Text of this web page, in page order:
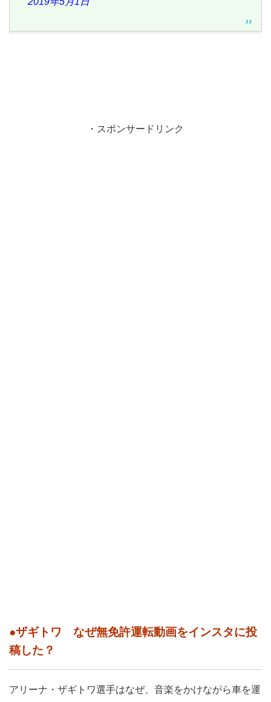
・スポンサードリンク
●ザギトワ なぜ無免許運転動画をインスタに投
稿した？
アリーナ・ザギトワ選手はなぜ、音楽をかけながら車を運